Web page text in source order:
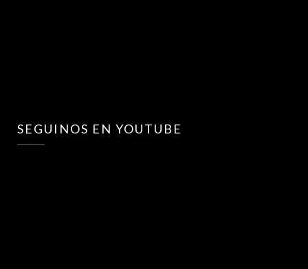
SEGUINOS EN YOUTUBE